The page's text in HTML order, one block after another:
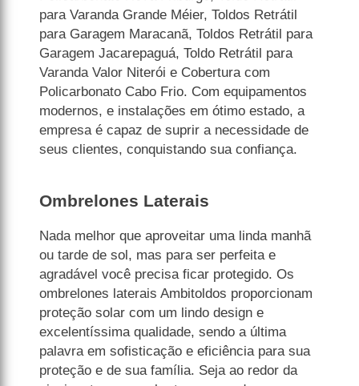
para Varanda Grande Méier, Toldos Retrátil
para Garagem Maracanã, Toldos Retrátil para
Garagem Jacarepaguá, Toldo Retrátil para
Varanda Valor Niterói e Cobertura com
Policarbonato Cabo Frio. Com equipamentos
modernos, e instalações em ótimo estado, a
empresa é capaz de suprir a necessidade de
seus clientes, conquistando sua confiança.
Ombrelones Laterais
Nada melhor que aproveitar uma linda manhã
ou tarde de sol, mas para ser perfeita e
agradável você precisa ficar protegido. Os
ombrelones laterais Ambitoldos proporcionam
proteção solar com um lindo design e
excelentíssima qualidade, sendo a última
palavra em sofisticação e eficiência para sua
proteção e de sua família. Seja ao redor da